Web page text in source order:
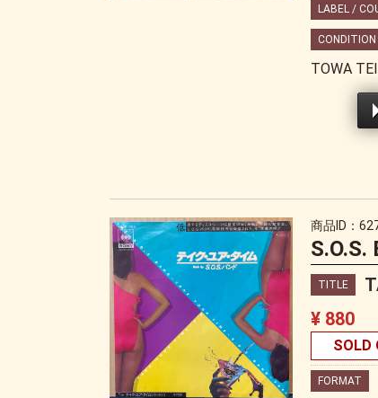
LABEL /
TOWA
商品ID：
S.O.S.
TITLE
¥ 880
SOLD
FORMAT